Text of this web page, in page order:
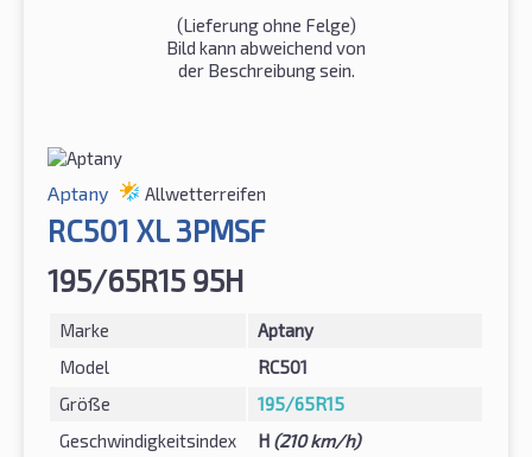
(Lieferung ohne Felge)
Bild kann abweichend von
der Beschreibung sein.
Aptany Allwetterreifen
RC501 XL 3PMSF
195/65R15 95H
Marke
Aptany
Model
RC501
Größe
195/65R15
Geschwindigkeitsindex
H (210 km/h)